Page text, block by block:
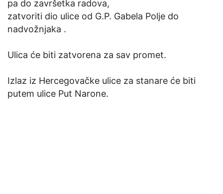
pa do završetka radova,
zatvoriti dio ulice od G.P. Gabela Polje do
nadvožnjaka .
Ulica će biti zatvorena za sav promet.
Izlaz iz Hercegovačke ulice za stanare će biti
putem ulice Put Narone.